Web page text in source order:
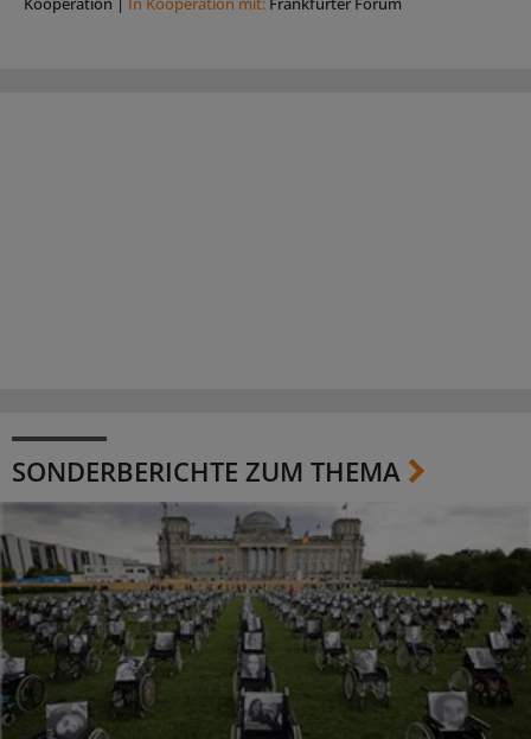
SONDERBERICHTE ZUM THEMA